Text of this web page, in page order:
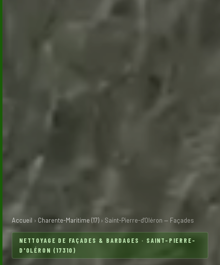
Accueil › Charente-Maritime (17) › Saint-Pierre-d'Oléron — Façades
NETTOYAGE DE FAÇADES & BARDAGES · SAINT-PIERRE-
D'OLÉRON (17310)